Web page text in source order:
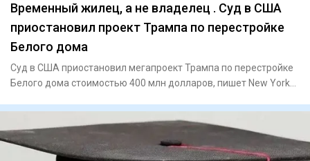
Временный жилец, а не владелец . Суд в США
приостановил проект Трампа по перестройке
Белого дома
Суд в США приостановил мегапроект Трампа по перестройке
Белого дома стоимостью 400 млн долларов, пишет New York